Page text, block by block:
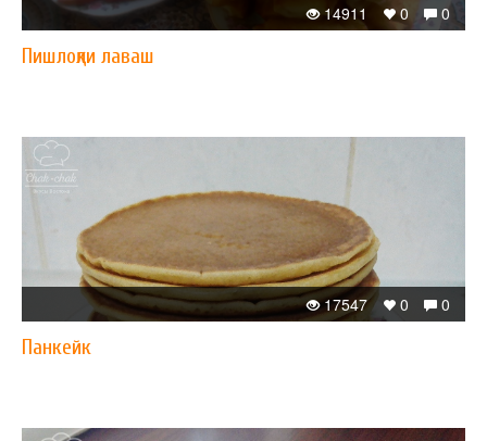
0
0
14911
Пишлоқли лаваш
0
0
17547
Панкейк